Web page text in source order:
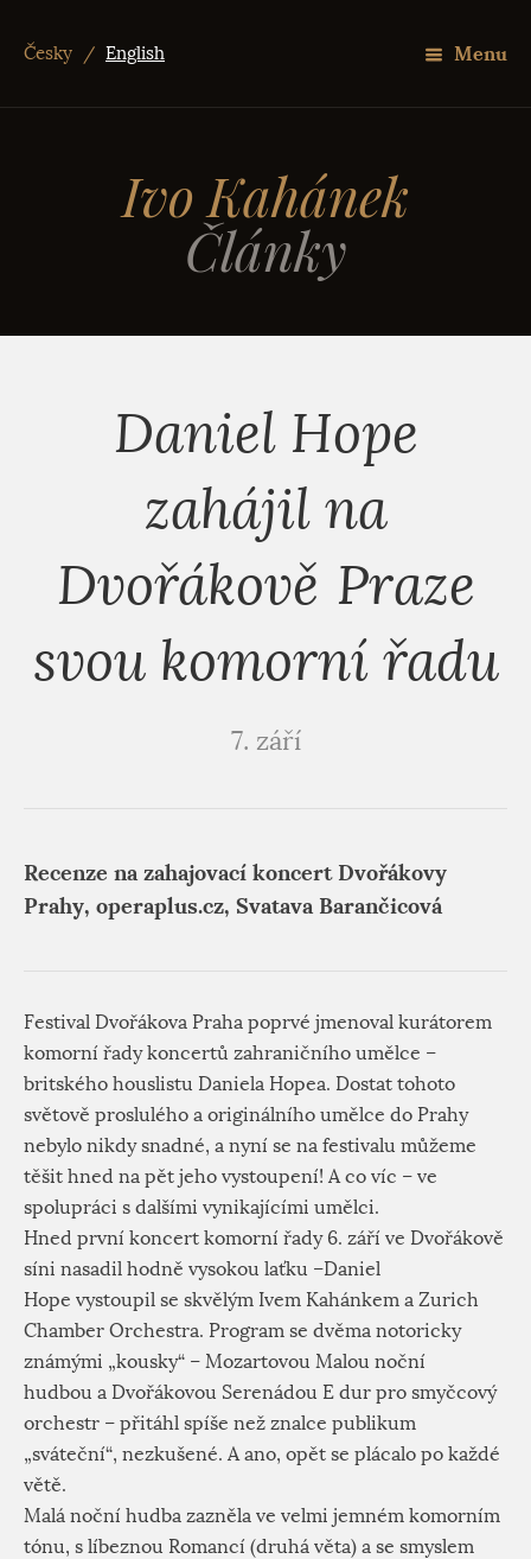
Menu
Česky / English
Ivo Kahánek
Články
Daniel Hope
zahájil na
Dvořákově Praze
svou komorní řadu
7. září
Recenze na zahajovací koncert Dvořákovy
Prahy, operaplus.cz, Svatava Barančicová
Festival Dvořákova Praha poprvé jmenoval kurátorem
komorní řady koncertů zahraničního umělce –
britského houslistu Daniela Hopea. Dostat tohoto
světově proslulého a originálního umělce do Prahy
nebylo nikdy snadné, a nyní se na festivalu můžeme
těšit hned na pět jeho vystoupení! A co víc – ve
spolupráci s dalšími vynikajícími umělci.
Hned první koncert komorní řady 6. září ve Dvořákově
síni nasadil hodně vysokou laťku –Daniel
Hope vystoupil se skvělým Ivem Kahánkem a Zurich
Chamber Orchestra. Program se dvěma notoricky
známými „kousky“ – Mozartovou Malou noční
hudbou a Dvořákovou Serenádou E dur pro smyčcový
orchestr – přitáhl spíše než znalce publikum
„sváteční“, nezkušené. A ano, opět se plácalo po každé
větě.
Malá noční hudba zazněla ve velmi jemném komorním
tónu, s líbeznou Romancí (druhá věta) a se smyslem